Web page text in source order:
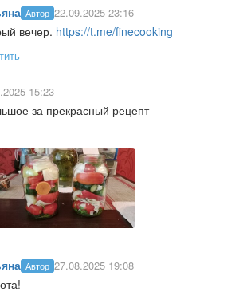
Автор 22.09.2025 23:16
вечер. https://t.me/finecooking
15:23
за прекрасный рецепт
Автор 27.08.2025 19:08